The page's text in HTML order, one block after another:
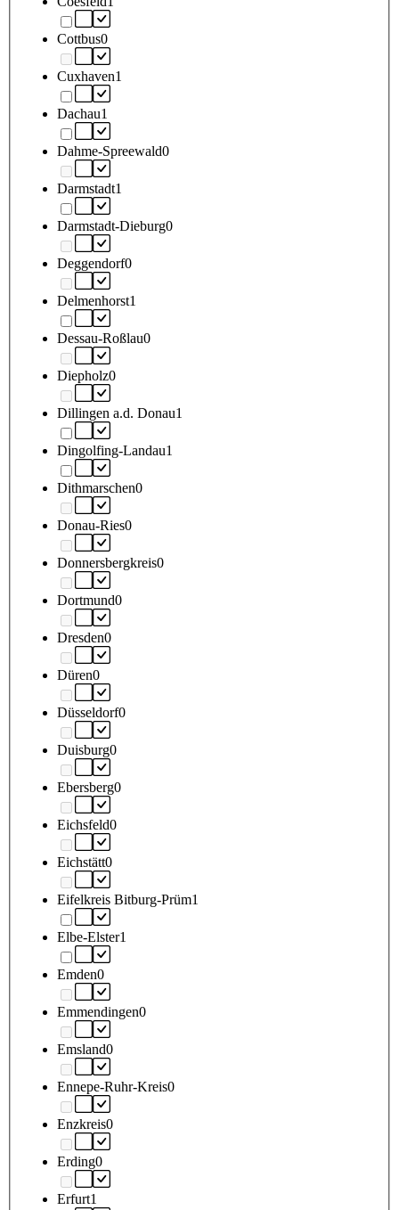
Cottbus0
Cuxhaven1
Dachau1
Dahme-Spreewald0
Darmstadt1
Darmstadt-Dieburg0
Deggendorf0
Delmenhorst1
Dessau-Roßlau0
Diepholz0
Dillingen a.d. Donau1
Dingolfing-Landau1
Dithmarschen0
Donau-Ries0
Donnersbergkreis0
Dortmund0
Dresden0
Düren0
Düsseldorf0
Duisburg0
Ebersberg0
Eichsfeld0
Eichstätt0
Eifelkreis Bitburg-Prüm1
Elbe-Elster1
Emden0
Emmendingen0
Emsland0
Ennepe-Ruhr-Kreis0
Enzkreis0
Erding0
Erfurt1